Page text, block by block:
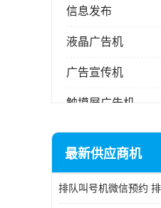
信息发布
液晶广告机
广告宣传机
触摸屏广告机
液晶显示器
电子白板
最新供应商机